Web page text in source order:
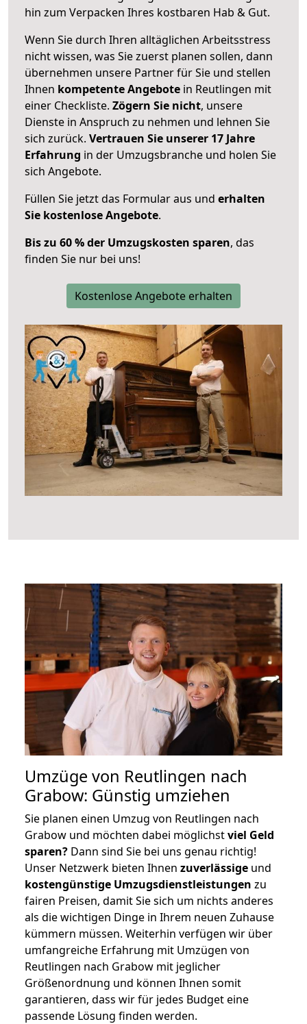
hin zum Verpacken Ihres kostbaren Hab & Gut.
Wenn Sie durch Ihren alltäglichen Arbeitsstress
nicht wissen, was Sie zuerst planen sollen, dann
übernehmen unsere Partner für Sie und stellen
Ihnen kompetente Angebote in Reutlingen mit
einer Checkliste. Zögern Sie nicht, unsere
Dienste in Anspruch zu nehmen und lehnen Sie
sich zurück. Vertrauen Sie unserer 17 Jahre
Erfahrung in der Umzugsbranche und holen Sie
sich Angebote.
Füllen Sie jetzt das Formular aus und erhalten
Sie kostenlose Angebote.
Bis zu 60 % der Umzugskosten sparen, das
finden Sie nur bei uns!
Kostenlose Angebote erhalten
Umzüge von Reutlingen nach
Grabow: Günstig umziehen
Sie planen einen Umzug von Reutlingen nach
Grabow und möchten dabei möglichstviel Geld
sparen? Dann sind Sie bei uns genau richtig!
Unser Netzwerk bieten Ihnen zuverlässige und
kostengünstige Umzugsdienstleistungen zu
fairen Preisen, damit Sie sich um nichts anderes
als die wichtigen Dinge in Ihrem neuen Zuhause
kümmern müssen. Weiterhin verfügen wir über
umfangreiche Erfahrung mit Umzügen von
Reutlingen nach Grabow mit jeglicher
Größenordnung und können Ihnen somit
garantieren, dass wir für jedes Budget eine
passende Lösung finden werden.